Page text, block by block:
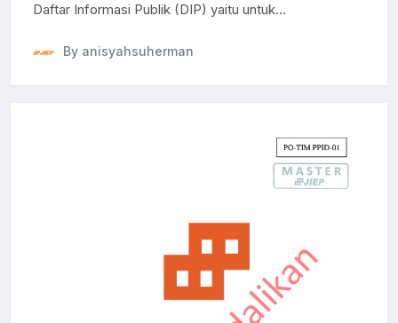
Daftar Informasi Publik (DIP) yaitu untuk
By anisyahsuherman